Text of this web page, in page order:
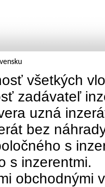
všetkých
zadávateľ
uzná
bez
s
s inzerentmi.
obchodnými